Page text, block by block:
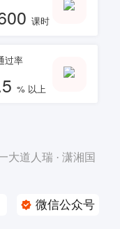
课时
过率
% 以上
大道人瑞 · 潇湘国
微信公众号